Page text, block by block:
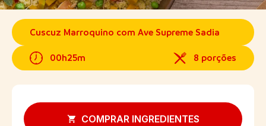
Cuscuz Marroquino com Ave Supreme Sadia
00h25m 8 porções
COMPRAR INGREDIENTES